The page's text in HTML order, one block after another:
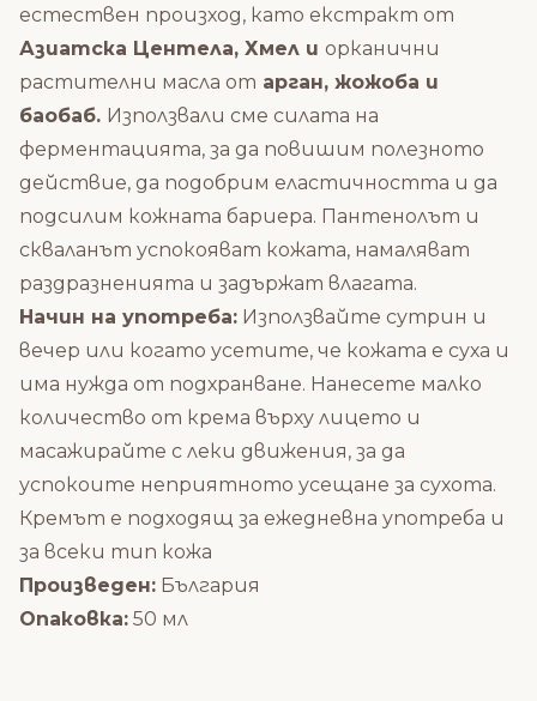
естествен произход, като екстракт от
Азиатска Центела, Хмел и орканични
растителни масла от арган, жожоба и
баобаб. Използвали сме силата на
ферментацията, за да повишим полезното
действие, да подобрим еластичността и да
подсилим кожната бариера. Пантенолът и
скваланът успокояват кожата, намаляват
раздразненията и задържат влагата.
Начин на употреба: Използвайте сутрин и
вечер или когато усетите, че кожата е суха и
има нужда от подхранване. Нанесете малко
количество от крема върху лицето и
масажирайте с леки движения, за да
успокоите неприятното усещане за сухота.
Кремът е подходящ за ежедневна употреба и
за всеки тип кожа
Произведен: България
Опаковка: 50 мл